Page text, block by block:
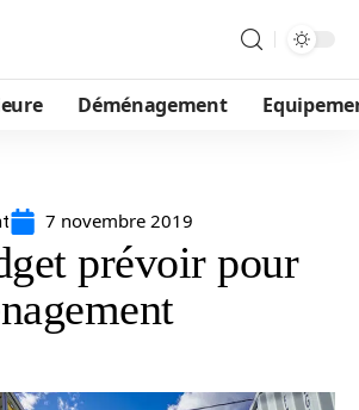
Déménagement
7 novembre 2019
prévoir pour